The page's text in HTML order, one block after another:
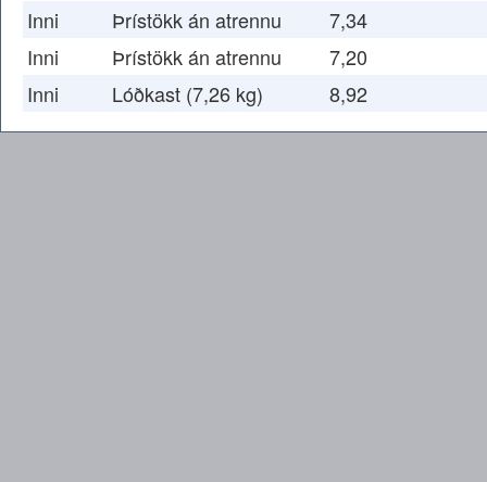
Inni
Þrístökk án atrennu
7,34
Inni
Þrístökk án atrennu
7,20
Inni
Lóðkast (7,26 kg) 8,92